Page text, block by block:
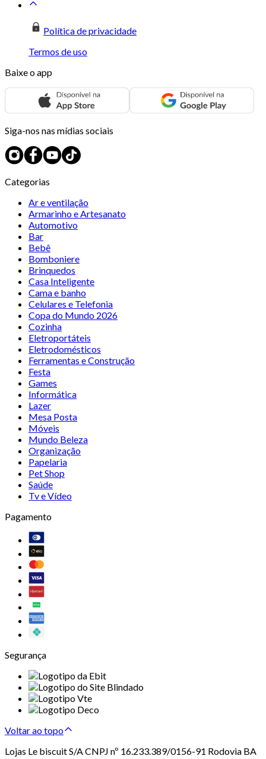
Política de privacidade
Termos de uso
Baixe o app
Siga-nos nas mídias sociais
Categorias
Ar e ventilação
Armarinho e Artesanato
Automotivo
Bar
Bebê
Bomboniere
Brinquedos
Casa Inteligente
Cama e banho
Celulares e Telefonia
Copa do Mundo 2026
Cozinha
Eletroportáteis
Eletrodomésticos
Ferramentas e Construção
Festa
Games
Informática
Lazer
Mesa Posta
Móveis
Mundo Beleza
Organização
Papelaria
Pet Shop
Saúde
Tv e Vídeo
Pagamento
Segurança
Voltar ao topo
Lojas Le biscuit S/A CNPJ nº 16.233.389/0156-91 Rodovia BA